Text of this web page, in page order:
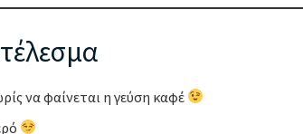
να φαίνεται η γεύση καφέ